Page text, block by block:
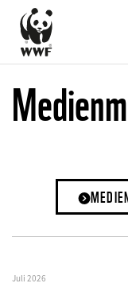
Direkt
zum
Inhalt
Juli 2026